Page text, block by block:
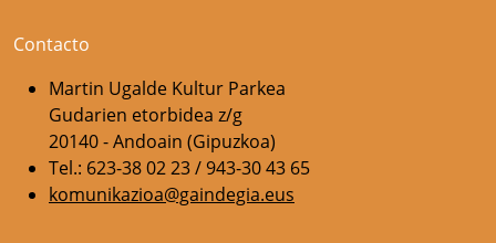
Contacto
Martin Ugalde Kultur Parkea
Gudarien etorbidea z/g
20140 - Andoain (Gipuzkoa)
Tel.: 623-38 02 23 / 943-30 43 65
komunikazioa@gaindegia.eus